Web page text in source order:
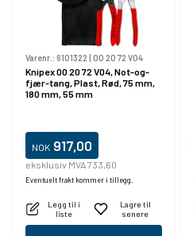
Varenr.: 6101322 | 00 20 72 V04
Knipex 00 20 72 V04, Not-og-
fjær-tang, Plast, Rød, 75 mm,
180 mm, 55 mm
NOK 917,00
eksklusiv MVA 733,60
Eventuelt frakt kommer i tillegg.
Legg til i
liste
Lagre til
senere